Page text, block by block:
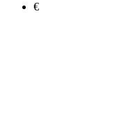
€